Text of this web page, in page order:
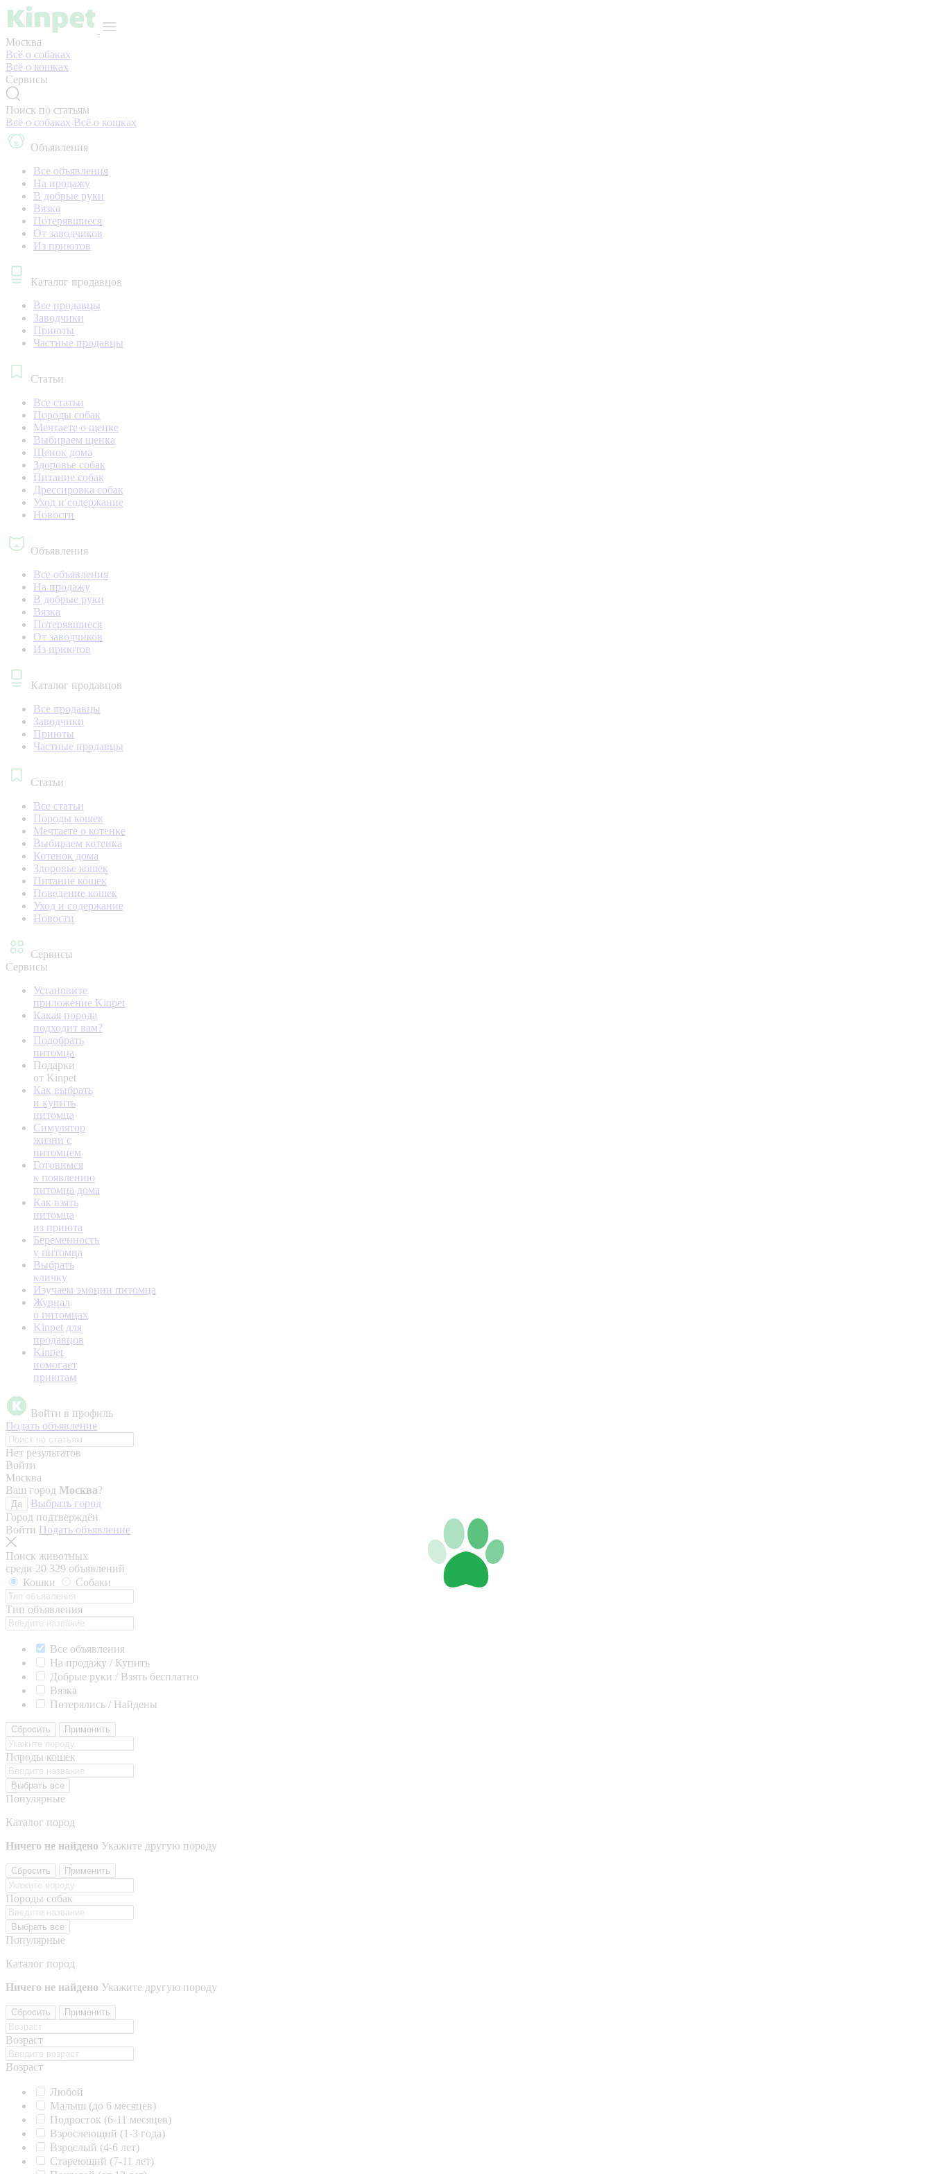
Москва
Всё о собаках
Всё о кошках
Сервисы
Поиск по статьям
Всё о собаках Всё о кошках
Объявления
Все объявления
На продажу
В добрые руки
Вязка
Потерявшиеся
От заводчиков
Из приютов
Каталог продавцов
Все продавцы
Заводчики
Приюты
Частные продавцы
Статьи
Все статьи
Породы собак
Мечтаете о щенке
Выбираем щенка
Щенок дома
Здоровье собак
Питание собак
Дрессировка собак
Уход и содержание
Новости
Объявления
Все объявления
На продажу
В добрые руки
Вязка
Потерявшиеся
От заводчиков
Из приютов
Каталог продавцов
Все продавцы
Заводчики
Приюты
Частные продавцы
Статьи
Все статьи
Породы кошек
Мечтаете о котенке
Выбираем котенка
Котенок дома
Здоровье кошек
Питание кошек
Поведение кошек
Уход и содержание
Новости
Сервисы
Сервисы
Установите
приложение Kinpet
Какая порода
подходит вам?
Подобрать
питомца
Подарки
от Kinpet
Как выбрать
и купить
питомца
Симулятор
жизни с
питомцем
Готовимся
к появлению
питомца дома
Как взять
питомца
из приюта
Беременность
у питомца
Выбрать
кличку
Изучаем эмоции питомца
Журнал
о питомцах
Kinpet для
продавцов
Kinpet
помогает
приютам
Войти в профиль
Подать объявление
Нет результатов
Войти
Москва
Ваш город Москва?
Да
Выбрать город
Город подтверждён
Войти Подать объявление
Поиск животных
среди 20 329 объявлений
Кошки
Собаки
Тип объявления
Все объявления
На продажу / Купить
Добрые руки / Взять бесплатно
Вязка
Потерялись / Найдены
Сбросить Применить
Породы кошек
Выбрать все
Популярные
Каталог пород
Ничего не найдено Укажите другую породу
Сбросить Применить
Породы собак
Выбрать все
Популярные
Каталог пород
Ничего не найдено Укажите другую породу
Сбросить Применить
Возраст
Возраст
Любой
Малыш (до 6 месяцев)
Подросток (6-11 месяцев)
Взрослеющий (1-3 года)
Взрослый (4-6 лет)
Стареющий (7-11 лет)